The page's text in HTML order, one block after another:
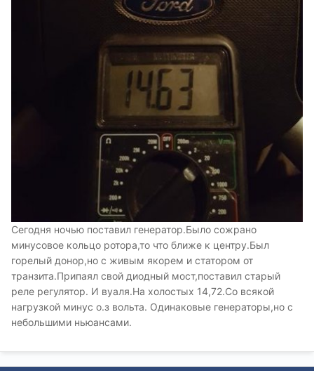
Сегодня ночью поставил генератор.Было сожрано
минусовое кольцо ротора,то что ближе к центру.Был
горелый донор,но с живым якорем и статором от
транзита.Припаял свой диодный мост,поставил старый
реле регулятор. И вуаля.На холостых 14,72.Со всякой
нагрузкой минус о.з вольта. Одинаковые генераторы,но с
небольшими ньюансами.